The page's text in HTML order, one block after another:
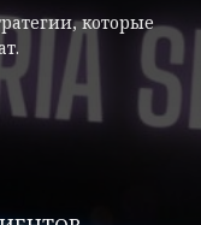
которые